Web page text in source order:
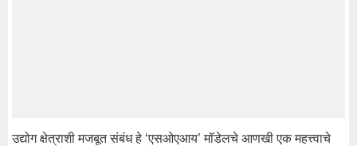
उद्योग क्षेत्राशी मजबूत संबंध हे ‘एसओएआय’ मॉडेलचे आणखी एक महत्त्वाचे